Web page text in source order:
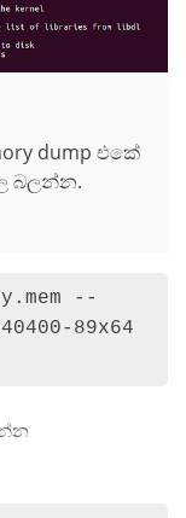
dump එකේ
බලන්න.
--
89x64